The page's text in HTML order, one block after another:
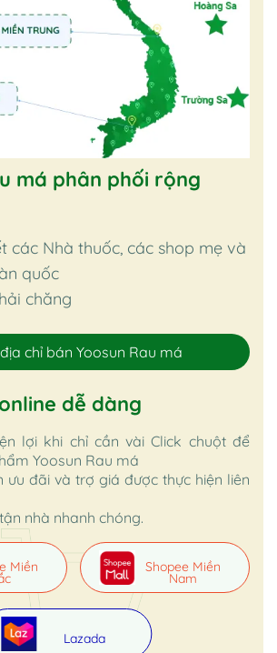
má phân phối rộng
các Nhà thuốc, các shop mẹ và
quốc
chăng
chỉ bán Yoosun Rau má
dễ dàng
lợi khi chỉ cần vài Click chuột để
Yoosun Rau má
ưu đãi và trợ giá được thực hiện liên
nhà nhanh chóng.
Miền Shopee Miền
Nam
Lazada